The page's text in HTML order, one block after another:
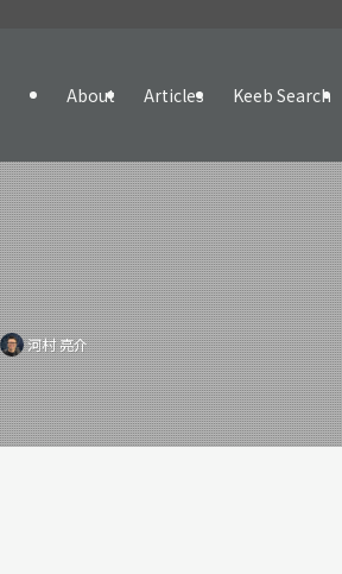
About Articles Keeb Search
河村 亮介